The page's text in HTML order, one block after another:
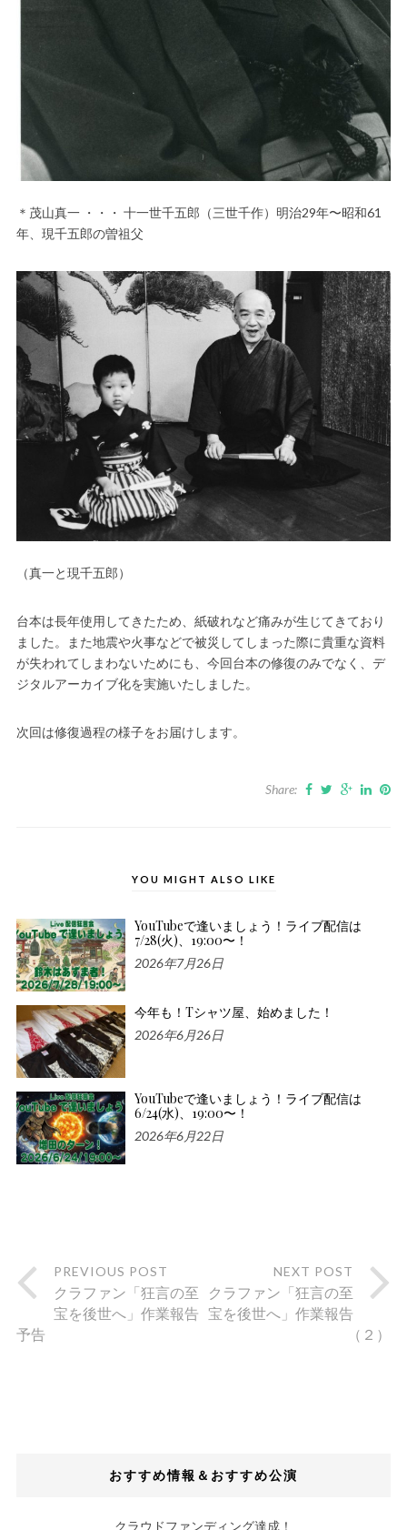
＊茂山真一 ・・・ 十一世千五郎（三世千作）明治29年〜昭和61
年、現千五郎の曽祖父
（真一と現千五郎）
台本は長年使用してきたため、紙破れなど痛みが生じてきており
ました。また地震や火事などで被災してしまった際に貴重な資料
が失われてしまわないためにも、今回台本の修復のみでなく、デ
ジタルアーカイブ化を実施いたしました。
次回は修復過程の様子をお届けします。
Share:
YOU MIGHT ALSO LIKE
YouTubeで逢いましょう！ライブ配信は
7/28(火)、19:00〜！
2026年7月26日
今年も！Tシャツ屋、始めました！
2026年6月26日
YouTubeで逢いましょう！ライブ配信は
6/24(水)、19:00〜！
2026年6月22日
PREVIOUS POST
クラファン「狂言の至
宝を後世へ」作業報告
予告
NEXT POST
クラファン「狂言の至
宝を後世へ」作業報告
（２）
おすすめ情報＆おすすめ公演
クラウドファンディング達成！